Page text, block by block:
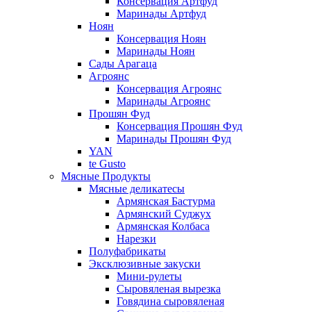
Маринады Артфуд
Ноян
Консервация Ноян
Маринады Ноян
Сады Арагаца
Агроянс
Консервация Агроянс
Маринады Агроянс
Прошян Фуд
Консервация Прошян Фуд
Маринады Прошян Фуд
YAN
te Gusto
Мясные Продукты
Мясные деликатесы
Армянская Бастурма
Армянский Суджух
Армянская Колбаса
Нарезки
Полуфабрикаты
Эксклюзивные закуски
Мини-рулеты
Сыровяленая вырезка
Говядина сыровяленая